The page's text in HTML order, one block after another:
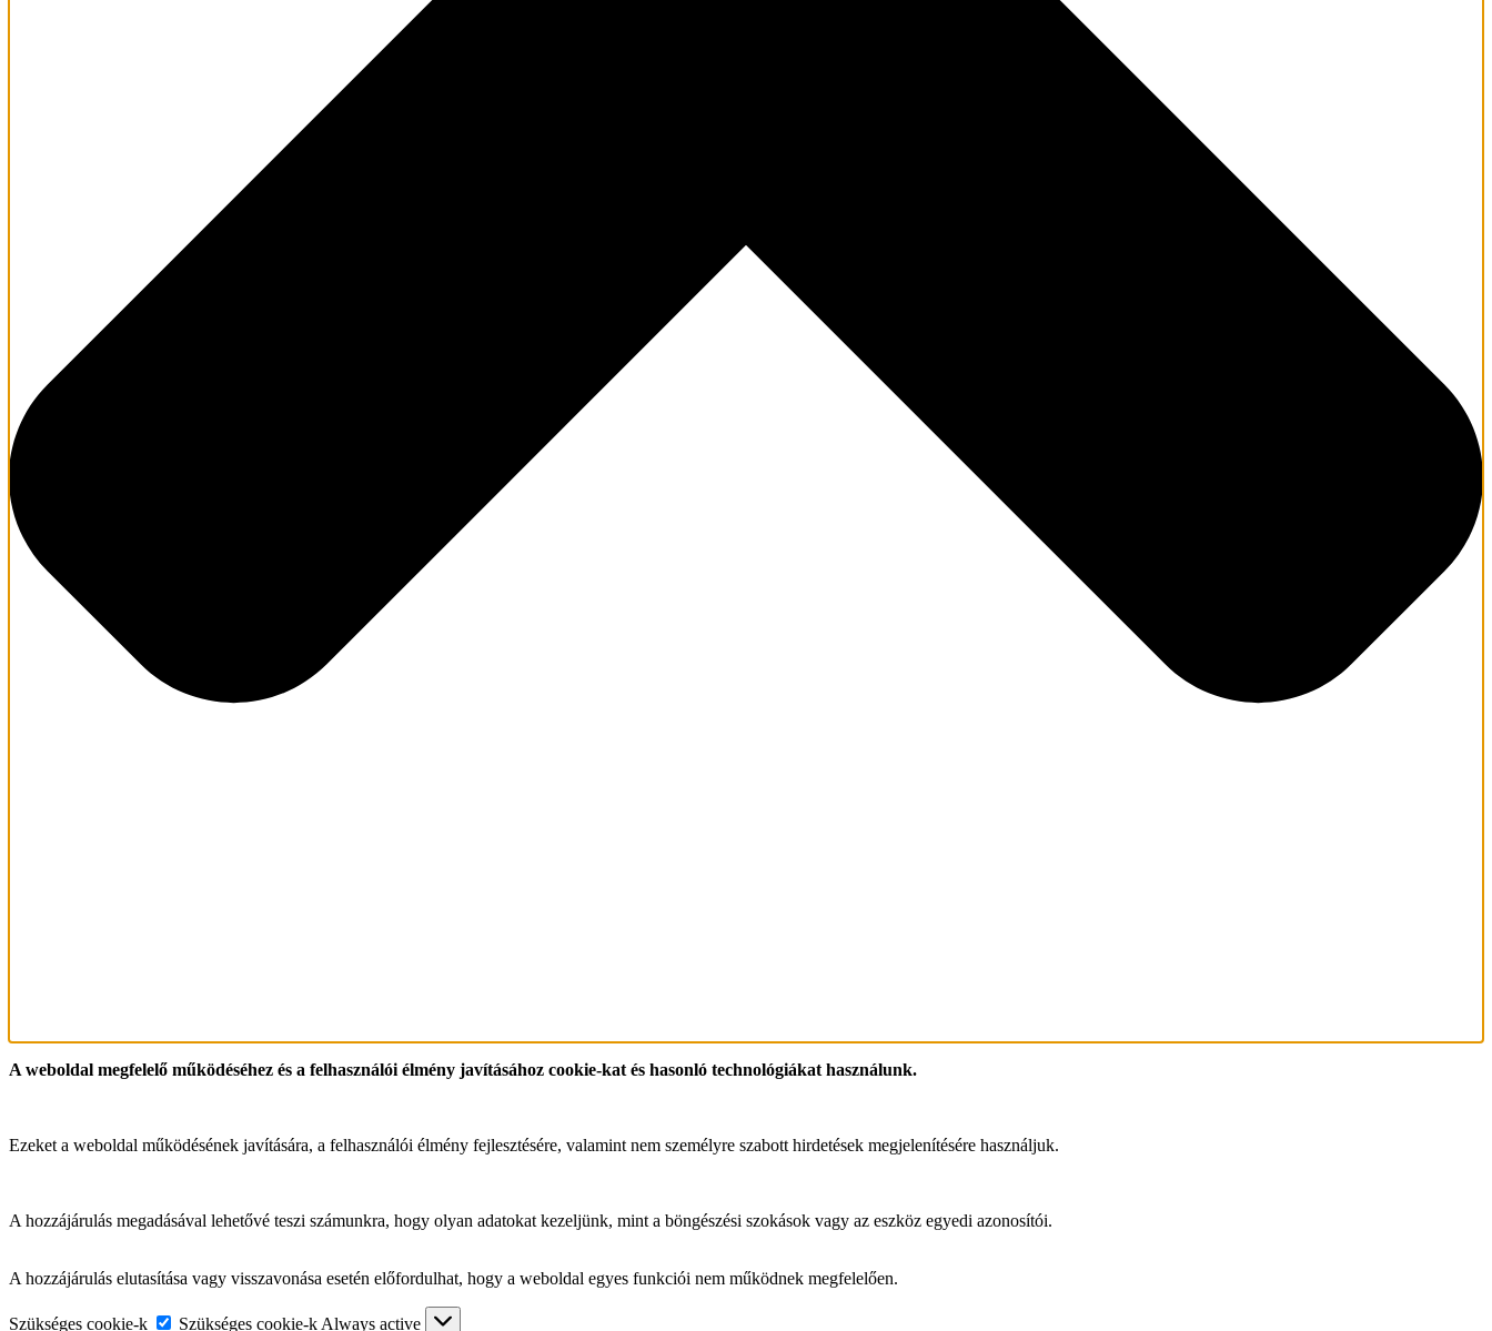
A weboldal megfelelő működéséhez és a felhasználói élmény javításához cookie-kat és hasonló technológiákat használunk.
Ezeket a weboldal működésének javítására, a felhasználói élmény fejlesztésére, valamint nem személyre szabott hirdetések megjelenítésére használjuk.
A hozzájárulás megadásával lehetővé teszi számunkra, hogy olyan adatokat kezeljünk, mint a böngészési szokások vagy az eszköz egyedi azonosítói.
A hozzájárulás elutasítása vagy visszavonása esetén előfordulhat, hogy a weboldal egyes funkciói nem működnek megfelelően.
Szükséges cookie-k Szükséges cookie-k Always active